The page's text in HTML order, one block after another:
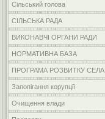
Сільський голова
СІЛЬСЬКА РАДА
ВИКОНАВЧІ ОРГАНИ РАДИ
НОРМАТИВНА БАЗА
ПРОГРАМА РОЗВИТКУ СЕЛА
Запопігання корупції
Очищення влади